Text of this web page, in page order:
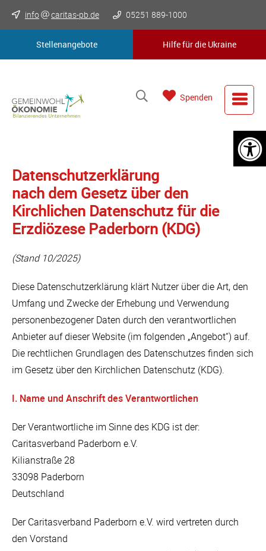
info caritas-pb.de 05251 889-1000
Spenden
Datenschutzerklärung
nach dem Gesetz über den
Kirchlichen Datenschutz für die
Erzdiözese Paderborn (KDG)
(Stand 10/2025)
Diese Datenschutzerklärung klärt Nutzer über die Art, den
Umfang und Zwecke der Erhebung und Verwendung
personenbezogener Daten durch den verantwortlichen
Anbieter auf dieser Website (im folgenden „Angebot“) auf.
Die rechtlichen Grundlagen des Datenschutzes finden sich
im Gesetz über den Kirchlichen Datenschutz (KDG).
I. Name und Anschrift des Verantwortlichen
Der Verantwortliche im Sinne des KDG ist der:
Caritasverband Paderborn e.V.
Kilianstraße 28
33098 Paderborn
Deutschland
Der Caritasverband Paderborn e.V. wird vertreten durch
den Vorstand
Stellenangebote Hilfe für die Ukraine